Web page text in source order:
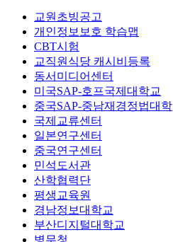
교원초빙공고
개인정보보호 학습맵
CBT시험
교직원식당 캐시비등록
동서미디어센터
미국SAP-호프국제대학교
중국SAP-중남재경정법대학
국제교류센터
일본연구센터
중국연구센터
민석도서관
산학협력단
평생교육원
경남정보대학교
부산디지털대학교
병무청